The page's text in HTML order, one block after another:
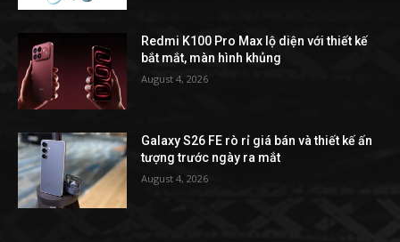
Redmi K100 Pro Max lộ diện với thiết kế
bắt mắt, màn hình khủng
August 4, 2026
Galaxy S26 FE rò rỉ giá bán và thiết kế ấn
tượng trước ngày ra mắt
August 4, 2026